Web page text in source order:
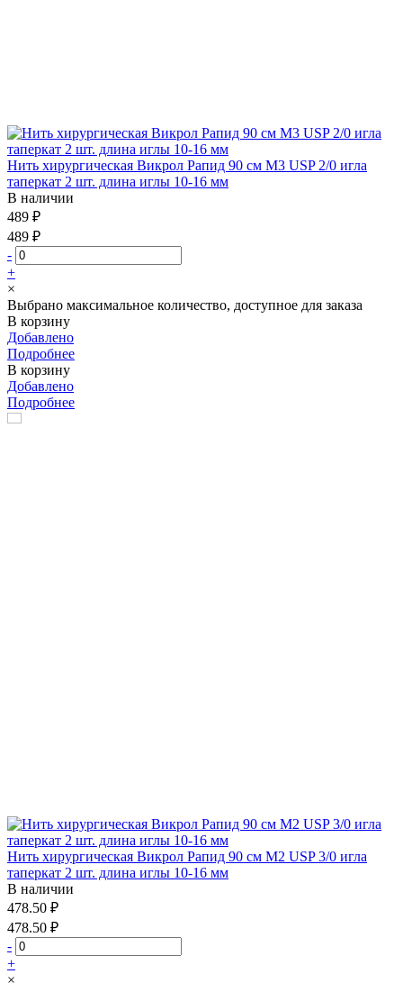
Нить хирургическая Викрол Рапид 90 см М3 USP 2/0 игла
таперкат 2 шт. длина иглы 10-16 мм
В наличии
489 ₽
489 ₽
-
+
×
Выбрано максимальное количество, доступное для заказа
В корзину
Добавлено
Подробнее
В корзину
Добавлено
Подробнее
Нить хирургическая Викрол Рапид 90 см М2 USP 3/0 игла
таперкат 2 шт. длина иглы 10-16 мм
В наличии
478.50 ₽
478.50 ₽
-
+
×